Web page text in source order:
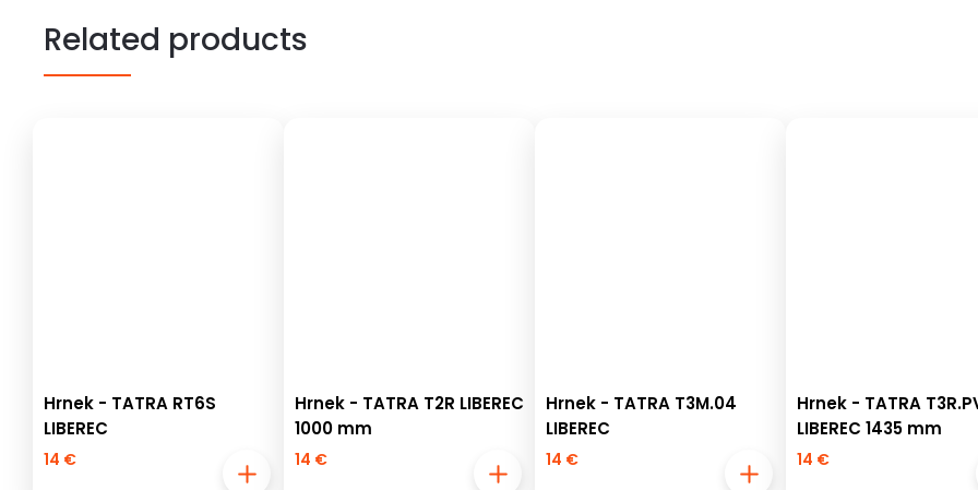
Related products
Hrnek - TATRA RT6S
LIBEREC
14 €
Hrnek - TATRA T2R LIBEREC
1000 mm
14 €
Hrnek - TATRA T3M.04
LIBEREC
14 €
Hrnek - TATRA
LIBEREC 1435 mm
14 €